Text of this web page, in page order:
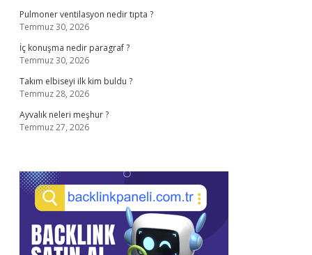
Pulmoner ventilasyon nedir tıpta ?
Temmuz 30, 2026
İç konuşma nedir paragraf ?
Temmuz 30, 2026
Takım elbiseyi ilk kim buldu ?
Temmuz 28, 2026
Ayvalık neleri meşhur ?
Temmuz 27, 2026